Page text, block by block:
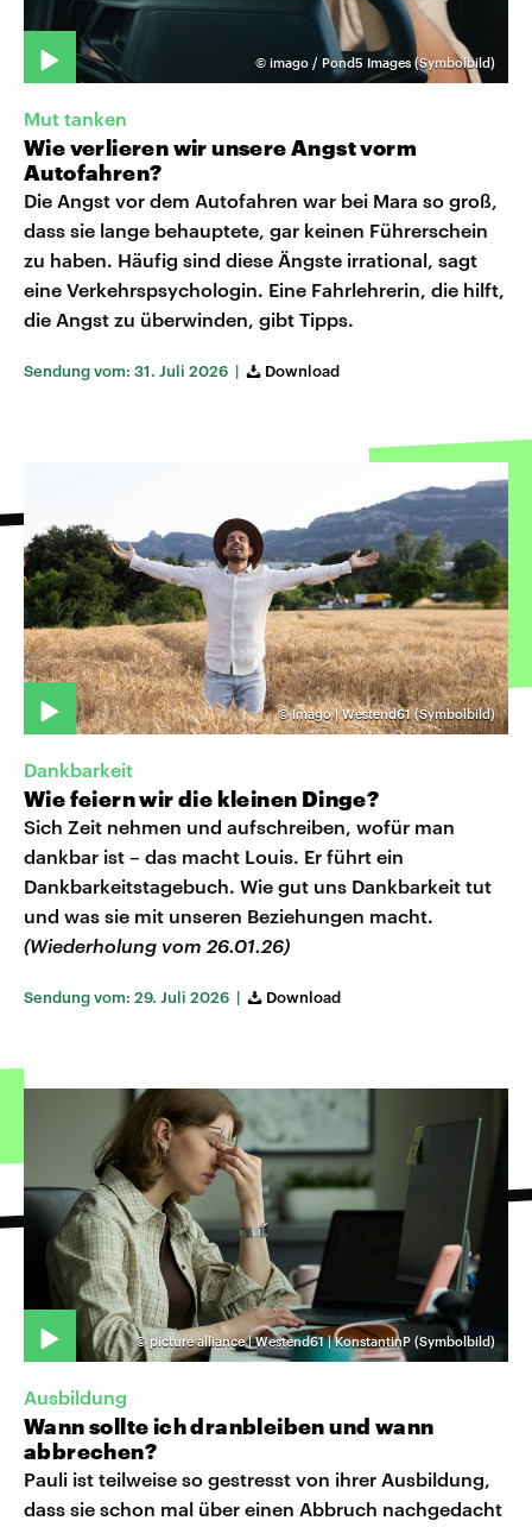
© imago / Pond5 Images (Symbolbild)
Mut tanken
Wie verlieren wir unsere Angst vorm
Autofahren?
Die Angst vor dem Autofahren war bei Mara so groß,
dass sie lange behauptete, gar keinen Führerschein
zu haben. Häufig sind diese Ängste irrational, sagt
eine Verkehrspsychologin. Eine Fahrlehrerin, die hilft,
die Angst zu überwinden, gibt Tipps.
Sendung vom: 31. Juli 2026 | Download
©Imago | Westend61 (Symbolbild)
Dankbarkeit
Wie feiern wir die kleinen Dinge?
Sich Zeit nehmen und aufschreiben, wofür man
dankbar ist – das macht Louis. Er führt ein
Dankbarkeitstagebuch. Wie gut uns Dankbarkeit tut
und was sie mit unseren Beziehungen macht.
(Wiederholung vom 26.01.26)
Sendung vom: 29. Juli 2026 | Download
©picture alliance | Westend61 | KonstantinP (Symbolbild)
Ausbildung
Wann sollte ich dranbleiben und wann
abbrechen?
Pauli ist teilweise so gestresst von ihrer Ausbildung,
dass sie schon mal über einen Abbruch nachgedacht